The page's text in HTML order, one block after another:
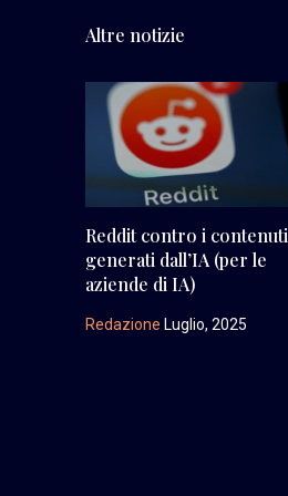
Altre notizie
Reddit contro i contenuti
generati dall’IA (per le
aziende di IA)
Redazione Luglio, 2025